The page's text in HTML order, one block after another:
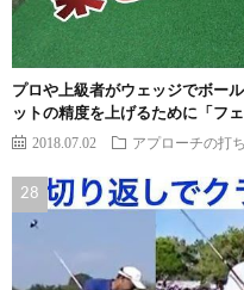
プロや上級者がウェッジでボー
ットの精度を上げるために「フ
2018.07.02 アプローチの打